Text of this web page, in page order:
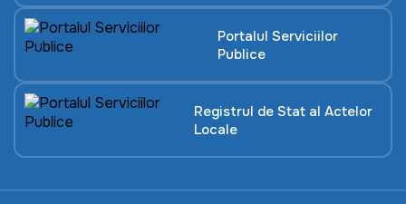
Portalul Serviciilor
Publice
Registrul de Stat al Actelor
Locale